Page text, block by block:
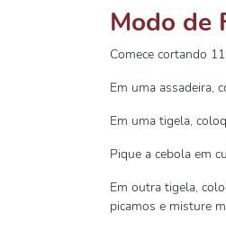
Modo de
Comece cortando
Em uma assadeira,
Em uma tigela,
Pique a cebola em
Em outra tigela,
picamos e misture